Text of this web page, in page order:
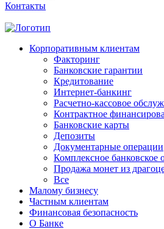
Контакты
Корпоративным клиентам
Факторинг
Банковские гарантии
Кредитование
Интернет-банкинг
Расчетно-кассовое
Контрактное
Банковские карты
Депозиты
Документарные операции
Комплексное банковское
Продажа монет из
Все
Малому бизнесу
Частным клиентам
Финансовая безопасность
О Банке